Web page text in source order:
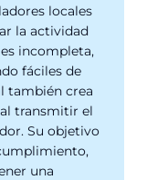
locales
la actividad
incompleta,
fáciles de
también crea
transmitir el
Su objetivo
una